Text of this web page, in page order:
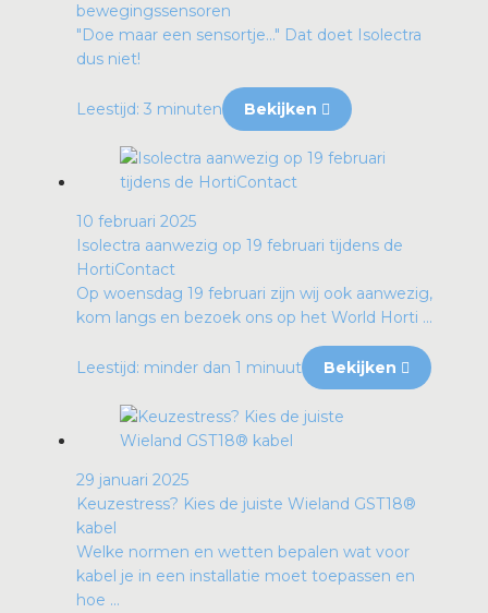
bewegingssensoren
"Doe maar een sensortje…" Dat doet Isolectra
dus niet!
Leestijd: 3 minuten Bekijken
10 februari 2025
Isolectra aanwezig op 19 februari tijdens de
HortiContact
Op woensdag 19 februari zijn wij ook aanwezig,
kom langs en bezoek ons op het World Horti ...
Leestijd: minder dan 1 minuut Bekijken
29 januari 2025
Keuzestress? Kies de juiste Wieland GST18®
kabel
Welke normen en wetten bepalen wat voor
kabel je in een installatie moet toepassen en
hoe ...